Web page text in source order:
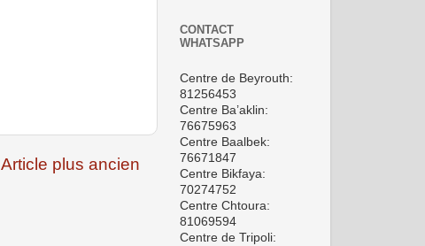
Article plus ancien
CONTACT
WHATSAPP
Centre de Beyrouth:
81256453
Centre Ba’aklin:
76675963
Centre Baalbek:
76671847
Centre Bikfaya:
70274752
Centre Chtoura:
81069594
Centre de Tripoli: